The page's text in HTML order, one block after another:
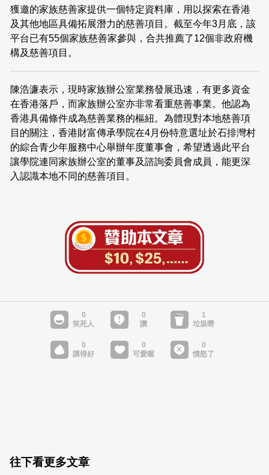
獲邀的家族慈善家提供一個特定資料庫，用以探索在香港
及其他地區具備拓展潛力的慈善項目。截至今年3月底，該
平台已有55個家族慈善家參與，合共推薦了12個非政府機
構及慈善項目。
陳浩濂表示，現時家族辦公室業務發展迅速，有更多資金
在香港落戶，而家族辦公室亦非常看重慈善事業。他認為
香港具備條件成為慈善業務的樞紐。為體現對本地慈善項
目的關注，香港財富傳承學院在4月份特意選址於石排灣村
的綜合青少年服務中心舉辦年度董事會，希望透過此平台
讓學院連同家族辦公室的董事及諮詢委員會成員，能更深
入認識本地不同的慈善項目。
往下看更多文章